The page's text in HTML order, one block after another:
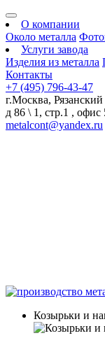
О компании
Около металла
Услуги завода
Изделия из металла
Контакты
+7 (495) 796-43-47
г.Москва, Рязанский
д 86 \ 1, стр.1 , офис
metalcont@yandex.ru
Козырьки и